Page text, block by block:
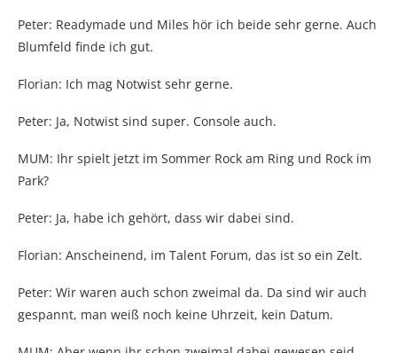
Peter: Readymade und Miles hör ich beide sehr gerne. Auch
Blumfeld finde ich gut.
Florian: Ich mag Notwist sehr gerne.
Peter: Ja, Notwist sind super. Console auch.
MUM: Ihr spielt jetzt im Sommer Rock am Ring und Rock im
Park?
Peter: Ja, habe ich gehört, dass wir dabei sind.
Florian: Anscheinend, im Talent Forum, das ist so ein Zelt.
Peter: Wir waren auch schon zweimal da. Da sind wir auch
gespannt, man weiß noch keine Uhrzeit, kein Datum.